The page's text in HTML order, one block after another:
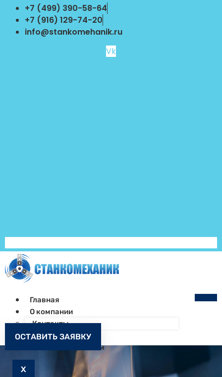
Перейти
содержимому
+7 (499) 390-58-64
+7 (916) 129-74-20
info@stankomehanik.ru
Vk
Главная
О компании
Контакты
Как заказать
Запчасти к станкам
X
ОСТАВИТЬ ЗАЯВКУ